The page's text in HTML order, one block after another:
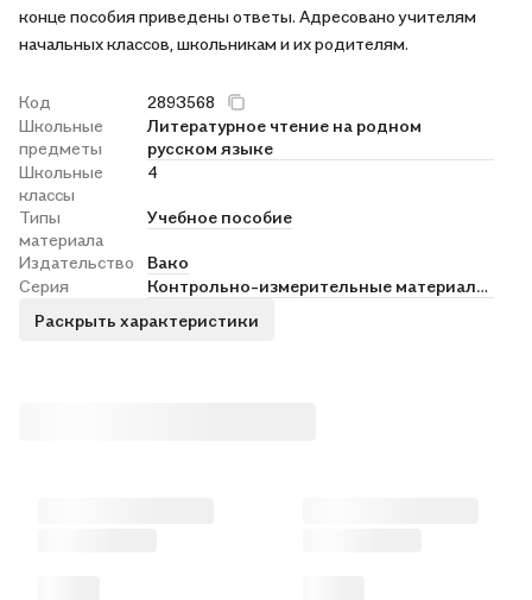
конце пособия приведены ответы. Адресовано учителям
начальных классов, школьникам и их родителям.
Код
2893568
Школьные
предметы
Литературное чтение на родном
русском языке
Школьные
классы
4
Типы
материала
Учебное пособие
Издательство
Вако
Серия
Контрольно-измерительные материалы. Вако
Раскрыть характеристики